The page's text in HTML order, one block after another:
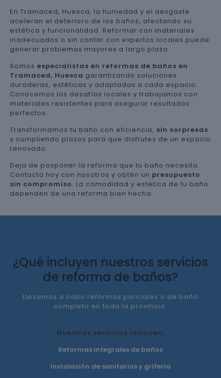
En Tramaced, Huesca, la humedad y el desgaste
aceleran el deterioro de los baños, afectando su
estética y funcionalidad. Reformar con materiales
inadecuados o sin contar con expertos locales puede
generar problemas mayores a largo plazo.
Somos especialistas en reformas de baños en
Tramaced, Huesca garantizando soluciones
duraderas, estéticas y adaptadas a cada espacio.
Conocemos los desafíos locales y trabajamos con
materiales resistentes para asegurar resultados
perfectos.
Transformamos tu baño con eficiencia, sin sorpresas
y cumpliendo plazos para que disfrutes de un espacio
renovado.
Deja de posponer la reforma que tu baño necesita.
Contacta hoy con nosotros y obtén un presupuesto
sin compromiso. La comodidad y estética de tu baño
dependen de una reforma bien hecha.
¿Qué incluyen nuestros servicios
de reforma de baños?
Llevamos a cabo reformas parciales o de baño
completo en toda la provincia.
Nuestros servicios incluyen:
Reformas integrales de baños
Instalación de sanitarios y grifería